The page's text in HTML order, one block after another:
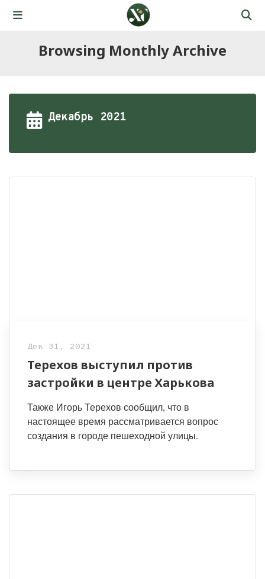
Browsing Monthly Archive
Декабрь 2021
Дек 31, 2021
Терехов выступил против
застройки в центре Харькова
Также Игорь Терехов сообщил, что в
настоящее время рассматривается вопрос
создания в городе пешеходной улицы.